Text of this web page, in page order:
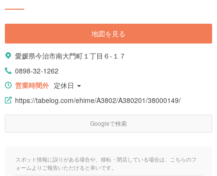
地図を見る
愛媛県今治市南大門町１丁目６-１７
0898-32-1262
営業時間外 定休日
https://tabelog.com/ehime/A3802/A380201/38000149/
Googleで検索
スポット情報に誤りがある場合や、移転・閉店している場合は、こちらのフ
ォームよりご報告いただけると幸いです。